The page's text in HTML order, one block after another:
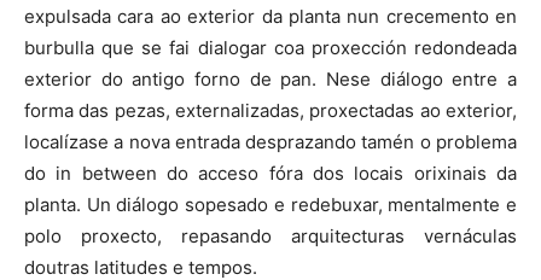
expulsada cara ao exterior da planta nun crecemento en
burbulla que se fai dialogar coa proxección redondeada
exterior do antigo forno de pan. Nese diálogo entre a
forma das pezas, externalizadas, proxectadas ao exterior,
localízase a nova entrada desprazando tamén o problema
do in between do acceso fóra dos locais orixinais da
planta. Un diálogo sopesado e redebuxar, mentalmente e
polo proxecto, repasando arquitecturas vernáculas
doutras latitudes e tempos.